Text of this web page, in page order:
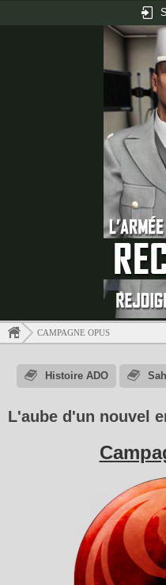
CAMPAGNE OPUS
Histoire ADO
L'aube d'un nouvel